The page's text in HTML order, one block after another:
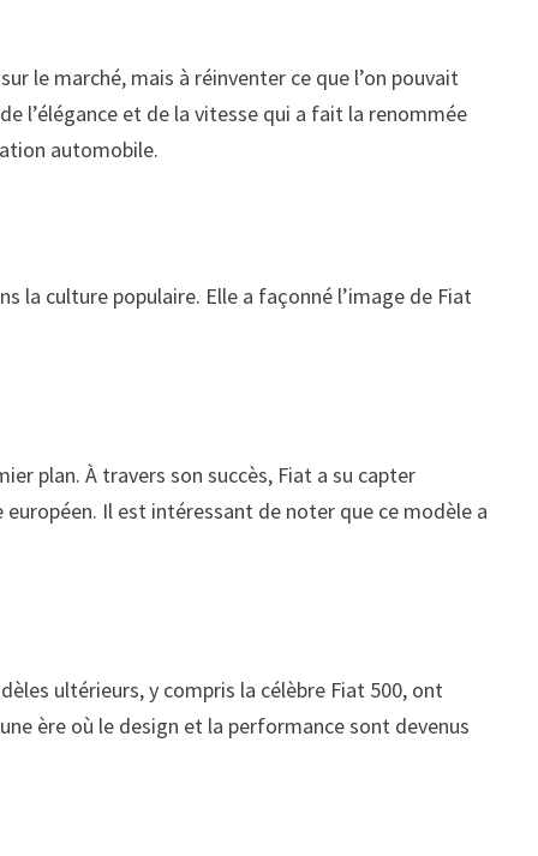
le marché, mais à réinventer ce que l’on pouvait
l’élégance et de la vitesse qui a fait la renommée
automobile.
la culture populaire. Elle a façonné l’image de Fiat
plan. À travers son succès, Fiat a su capter
Il est intéressant de noter que ce modèle a
ultérieurs, y compris la célèbre Fiat 500, ont
ère où le design et la performance sont devenus